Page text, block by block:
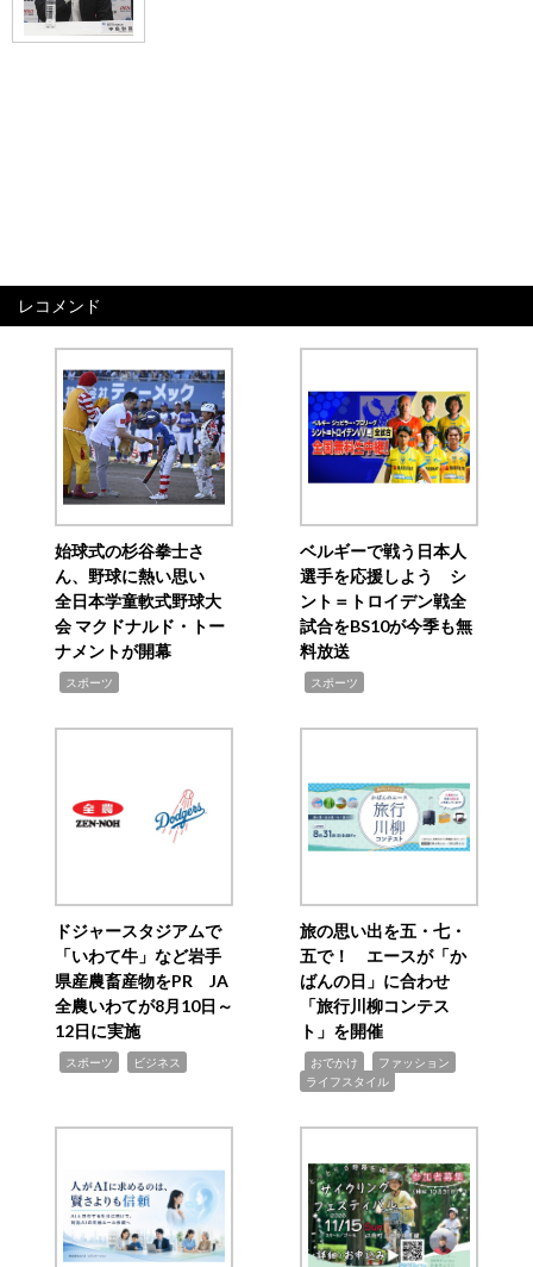
レコメンド
始球式の杉谷拳士さ
ん、野球に熱い思い
全日本学童軟式野球大
会 マクドナルド・トー
ナメントが開幕
スポーツ
ベルギーで戦う日本人
選手を応援しよう シ
ント＝トロイデン戦全
試合をBS10が今季も無
料放送
スポーツ
ドジャースタジアムで
「いわて牛」など岩手
県産農畜産物をPR JA
全農いわてが8月10日～
12日に実施
スポーツ ビジネス
旅の思い出を五・七・
五で！ エースが「か
ばんの日」に合わせ
「旅行川柳コンテス
ト」を開催
おでかけ ファッション
ライフスタイル